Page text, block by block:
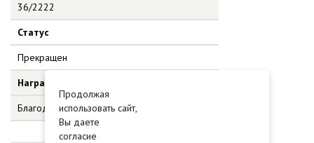
36/2222
Статус
Прекращен
Награды
Благодарственное письмо АПВО, 12.12.2019
Продолжая
использовать сайт,
Вы даете
согласие